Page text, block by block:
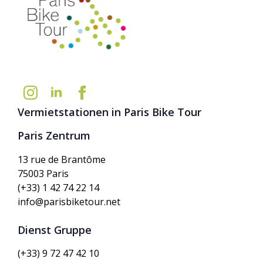
Vermietstationen in Paris Bike Tour
Paris Zentrum
13 rue de Brantôme
75003 Paris
(+33) 1 42 74 22 14
info@parisbiketour.net
Dienst Gruppe
(+33) 9 72 47 42 10